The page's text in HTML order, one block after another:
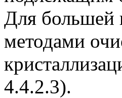
Для большей
методами
4.4.2.3).